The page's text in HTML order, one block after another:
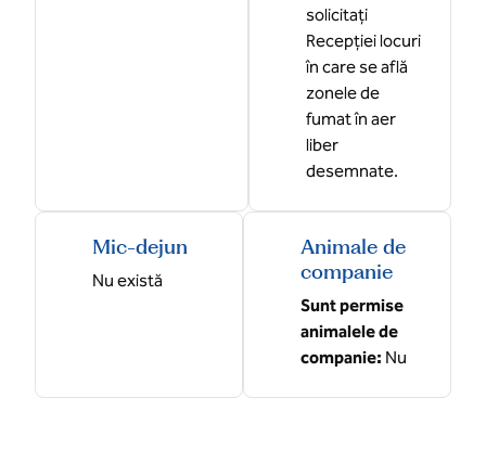
solicitați
Recepției locuri
în care se află
zonele de
fumat în aer
liber
desemnate.
Mic-dejun
Nu există
Animale de
companie
Sunt permise
animalele de
companie: Nu